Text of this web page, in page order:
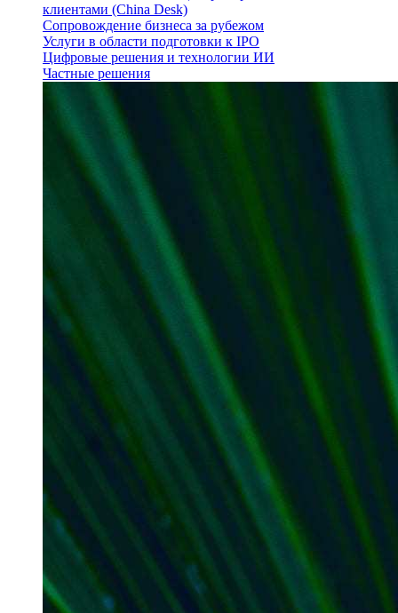
клиентами (China Desk)
Сопровождение бизнеса за рубежом
Услуги в области подготовки к IPO
Цифровые решения и технологии ИИ
Частные решения